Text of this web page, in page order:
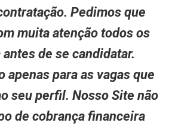
Pedimos que
muita atenção todos os
de se candidatar.
apenas para as vagas que
seu perfil. Nosso Site não
de cobrança financeira